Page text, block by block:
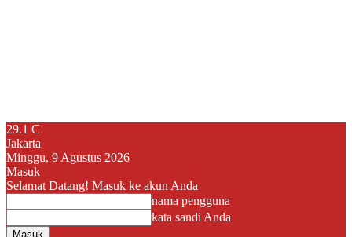
29.1 C
Jakarta
Minggu, 9 Agustus 2026
Masuk
Selamat Datang! Masuk ke akun Anda
nama pengguna
kata sandi Anda